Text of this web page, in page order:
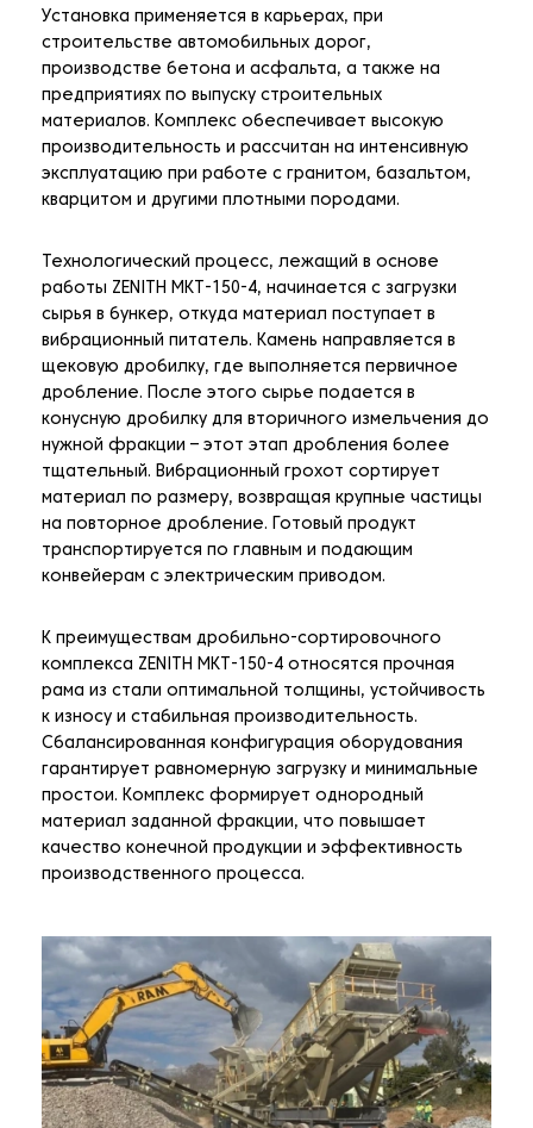
Установка применяется в карьерах, при
строительстве автомобильных дорог,
производстве бетона и асфальта, а также на
предприятиях по выпуску строительных
материалов. Комплекс обеспечивает высокую
производительность и рассчитан на интенсивную
эксплуатацию при работе с гранитом, базальтом,
кварцитом и другими плотными породами.
Технологический процесс, лежащий в основе
работы ZENITH MKT-150-4, начинается с загрузки
сырья в бункер, откуда материал поступает в
вибрационный питатель. Камень направляется в
щековую дробилку, где выполняется первичное
дробление. После этого сырье подается в
конусную дробилку для вторичного измельчения до
нужной фракции – этот этап дробления более
тщательный. Вибрационный грохот сортирует
материал по размеру, возвращая крупные частицы
на повторное дробление. Готовый продукт
транспортируется по главным и подающим
конвейерам с электрическим приводом.
К преимуществам дробильно-сортировочного
комплекса ZENITH MKT-150-4 относятся прочная
рама из стали оптимальной толщины, устойчивость
к износу и стабильная производительность.
Сбалансированная конфигурация оборудования
гарантирует равномерную загрузку и минимальные
простои. Комплекс формирует однородный
материал заданной фракции, что повышает
качество конечной продукции и эффективность
производственного процесса.